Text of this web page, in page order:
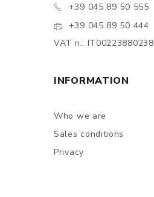
+39 045 89 50 555
+39 045 89 50 444
VAT n.: IT00223880238
INFORMATION
Who we are
Sales conditions
Privacy